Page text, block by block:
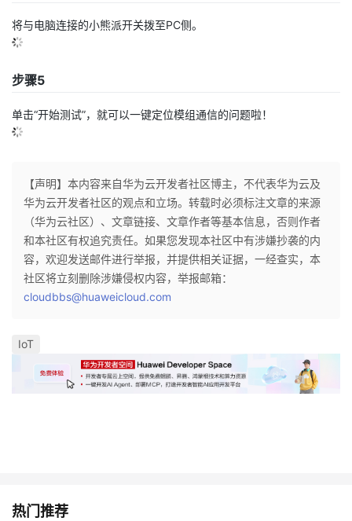
注
验
收
议
将与电脑连接的小熊派开关拨至PC侧。
步骤5
单击“开始测试”，就可以一键定位模组通信的问题啦！
【声明】本内容来自华为云开发者社区博主，不代表华为云及
华为云开发者社区的观点和立场。转载时必须标注文章的来源
（华为云社区）、文章链接、文章作者等基本信息，否则作者
和本社区有权追究责任。如果您发现本社区中有涉嫌抄袭的内
容，欢迎发送邮件进行举报，并提供相关证据，一经查实，本
社区将立刻删除涉嫌侵权内容，举报邮箱：
cloudbbs@huaweicloud.com
IoT
热门推荐